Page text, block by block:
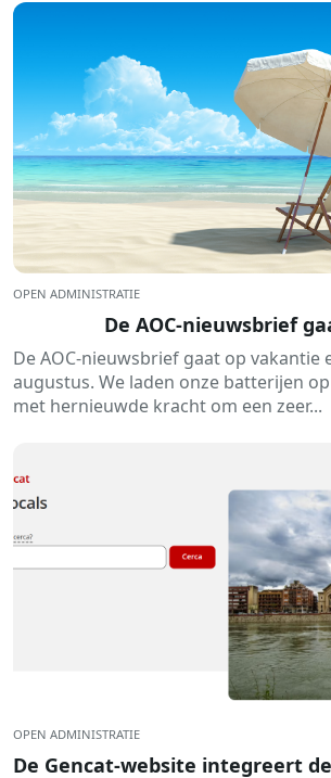
in de...
OPEN ADMINISTRATIE
De AOC-nieuwsbrief
De AOC-nieuwsbrief gaat op vakantie
augustus. We laden onze batterijen
met hernieuwde kracht om een ​​zeer...
OPEN ADMINISTRATIE
De Gencat-website integreert